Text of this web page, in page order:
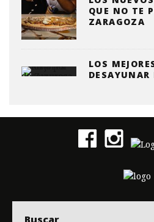
QUE NO TE
ZARAGOZA
LOS